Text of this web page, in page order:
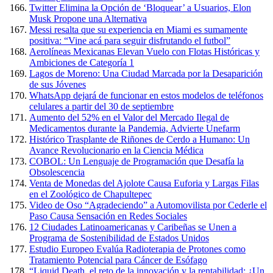
Twitter Elimina la Opción de ‘Bloquear’ a Usuarios, Elon
Musk Propone una Alternativa
Messi resalta que su experiencia en Miami es sumamente
positiva: “Vine acá para seguir disfrutando el futbol”
Aerolíneas Mexicanas Elevan Vuelo con Flotas Históricas y
Ambiciones de Categoría 1
Lagos de Moreno: Una Ciudad Marcada por la Desaparición
de sus Jóvenes
WhatsApp dejará de funcionar en estos modelos de teléfonos
celulares a partir del 30 de septiembre
Aumento del 52% en el Valor del Mercado Ilegal de
Medicamentos durante la Pandemia, Advierte Unefarm
Histórico Trasplante de Riñones de Cerdo a Humano: Un
Avance Revolucionario en la Ciencia Médica
COBOL: Un Lenguaje de Programación que Desafía la
Obsolescencia
Venta de Monedas del Ajolote Causa Euforia y Largas Filas
en el Zoológico de Chapultepec
Video de Oso “Agradeciendo” a Automovilista por Cederle el
Paso Causa Sensación en Redes Sociales
12 Ciudades Latinoamericanas y Caribeñas se Unen a
Programa de Sostenibilidad de Estados Unidos
Estudio Europeo Evalúa Radioterapia de Protones como
Tratamiento Potencial para Cáncer de Esófago
“Liquid Death, el reto de la innovación y la rentabilidad: ¿Un